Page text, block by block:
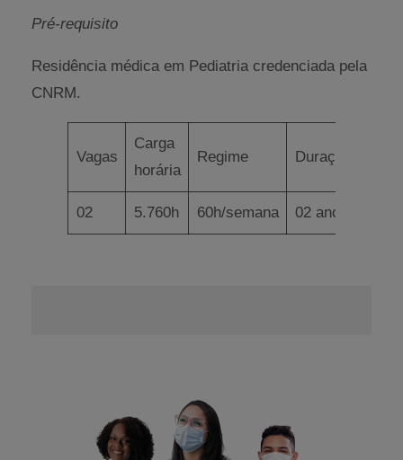
Pré-requisito
Residência médica em Pediatria credenciada pela
CNRM.
Vagas
Carga
horária
Regime Duração
02 5.760h 60h/semana 02 anos